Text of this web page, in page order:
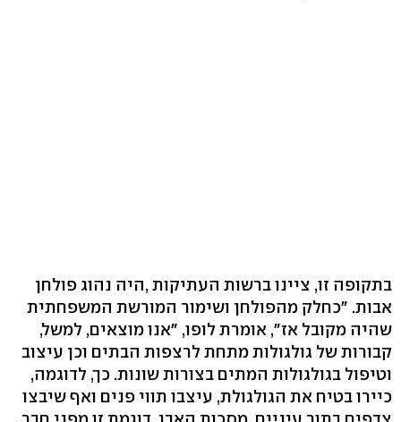
בתקופה זו, ציינו ברשות העתיקות ,היה נהוג פולחן
אבות. "כחלק מהפולחן ושימור המורשת המשפחתית
שהיה מקובל אז", אומרת לופו, "אנו מוצאים, למשל,
קבורות של גולגולות מתחת לרצפות הבתים וכן עיצוב
וטיפול בגולגולות המתים בצורות שונות. כך, לדוגמה,
כיירו בטיח את הגולגולת, עיצבו תווי פנים ואף שיבצו